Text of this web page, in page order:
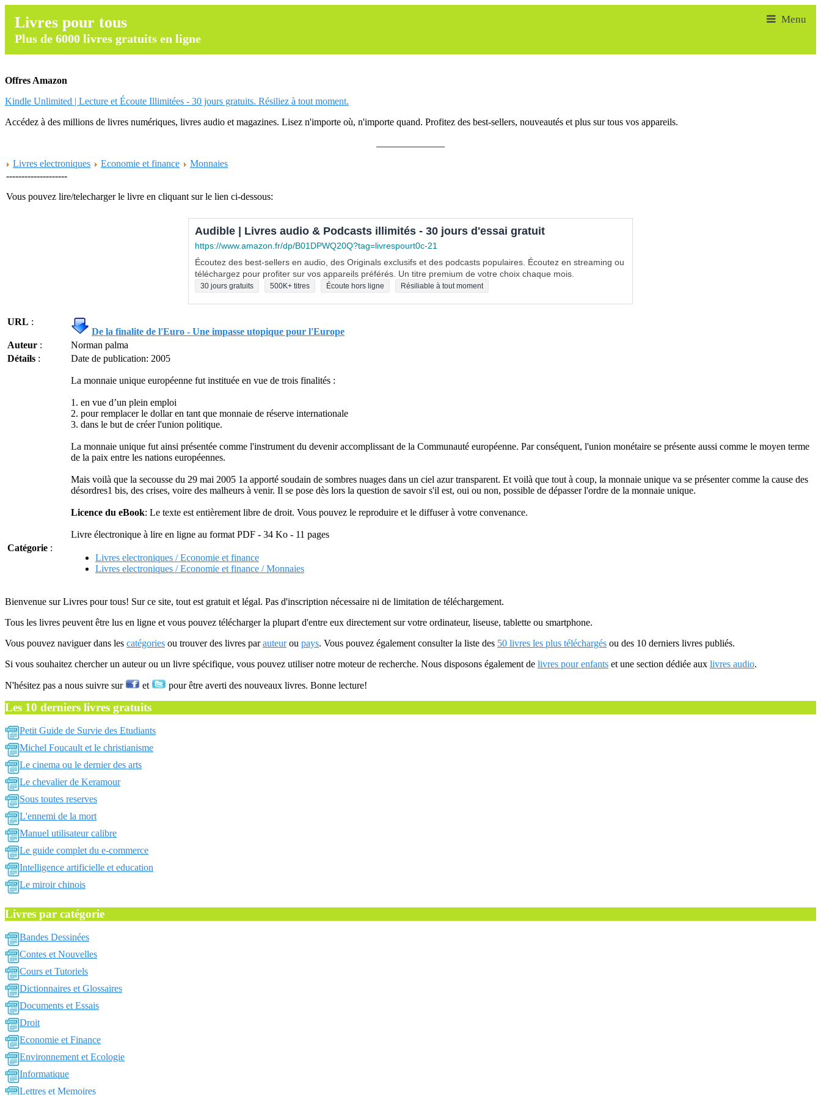
Livres pour tous
Plus de 6000 livres gratuits en ligne
Offres Amazon
Kindle Unlimited | Lecture et Écoute Illimitées - 30 jours gratuits. Résiliez à tout moment.
Accédez à des millions de livres numériques, livres audio et magazines. Lisez n'importe où, n'importe quand. Profitez des best-sellers, nouveautés et plus sur tous vos appareils.
Livres electroniques
Economie et finance
Monnaies
--------------------
Vous pouvez lire/telecharger le livre en cliquant sur le lien ci-dessous:
Audible | Livres audio & Podcasts illimités - 30 jours d'essai gratuit
https://www.amazon.fr/dp/B01DPWQ20Q?tag=livrespourt0c-21
Écoutez des best-sellers en audio, des Originals exclusifs et des podcasts populaires. Écoutez en streaming ou
téléchargez pour profiter sur vos appareils préférés. Un titre premium de votre choix chaque mois.
30 jours gratuits 500K+ titres Écoute hors ligne Résiliable à tout moment
URL :
De la finalite de l'Euro - Une impasse utopique pour l'Europe
Auteur :
Norman palma
Détails : Date de publication: 2005
La monnaie unique européenne fut instituée en vue de trois finalités :
1. en vue d’un plein emploi
2. pour remplacer le dollar en tant que monnaie de réserve internationale
3. dans le but de créer l'union politique.
La monnaie unique fut ainsi présentée comme l'instrument du devenir accomplissant de la Communauté européenne. Par conséquent, l'union monétaire se présente aussi comme le moyen terme
de la paix entre les nations européennes.
Mais voilà que la secousse du 29 mai 2005 1a apporté soudain de sombres nuages dans un ciel azur transparent. Et voilà que tout à coup, la monnaie unique va se présenter comme la cause des
désordres1 bis, des crises, voire des malheurs à venir. Il se pose dès lors la question de savoir s'il est, oui ou non, possible de dépasser l'ordre de la monnaie unique.
Licence du eBook: Le texte est entièrement libre de droit. Vous pouvez le reproduire et le diffuser à votre convenance.
Livre électronique à lire en ligne au format PDF - 34 Ko - 11 pages
Catégorie :
Livres electroniques / Economie et finance
Livres electroniques / Economie et finance / Monnaies
Bienvenue sur Livres pour tous! Sur ce site, tout est gratuit et légal. Pas d'inscription nécessaire ni de limitation de téléchargement.
Tous les livres peuvent être lus en ligne et vous pouvez télécharger la plupart d'entre eux directement sur votre ordinateur, liseuse, tablette ou smartphone.
Vous pouvez naviguer dans les catégories ou trouver des livres parauteurou pays. Vous pouvez également consulter la liste des 50 livres les plus téléchargés ou des 10 derniers livres publiés.
Si vous souhaitez chercher un auteur ou un livre spécifique, vous pouvez utiliser notre moteur de recherche. Nous disposons également de livres pour enfants et une section dédiée aux livres audio.
N'hésitez pas a nous suivre sur et pour être averti des nouveaux livres. Bonne lecture!
Les 10 derniers livres gratuits
Petit Guide de Survie des Etudiants
Michel Foucault et le christianisme
Le cinema ou le dernier des arts
Le chevalier de Keramour
Sous toutes reserves
L'ennemi de la mort
Manuel utilisateur calibre
Le guide complet du e-commerce
Intelligence artificielle et education
Le miroir chinois
Livres par catégorie
Bandes Dessinées
Contes et Nouvelles
Cours et Tutoriels
Dictionnaires et Glossaires
Documents et Essais
Droit
Economie et Finance
Environnement et Ecologie
Informatique
Lettres et Memoires